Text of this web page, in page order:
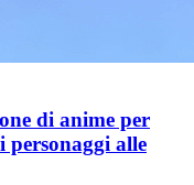
di anime per
personaggi alle